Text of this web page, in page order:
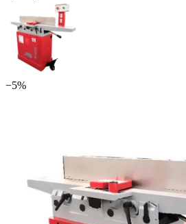
−5%